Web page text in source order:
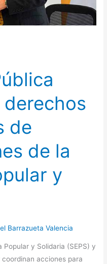
de
de la
y
Barrazueta Valencia
y Solidaria (SEPS) y
acciones para